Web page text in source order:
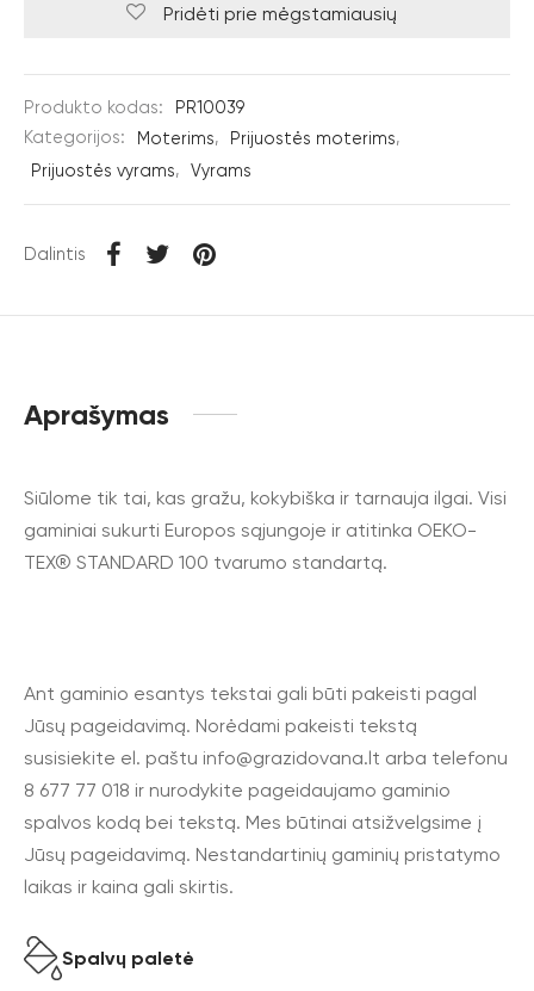
Pridėti prie mėgstamiausių
Produkto kodas:
PR10039
Kategorijos:
Moterims, Prijuostės moterims,
Prijuostės vyrams, Vyrams
Dalintis
Aprašymas
Siūlome tik tai, kas gražu, kokybiška ir tarnauja ilgai. Visi
gaminiai sukurti Europos sąjungoje ir atitinka OEKO-
TEX® STANDARD 100 tvarumo standartą.
Ant gaminio esantys tekstai gali būti pakeisti pagal
Jūsų pageidavimą. Norėdami pakeisti tekstą
susisiekite el. paštu info@grazidovana.lt arba telefonu
8 677 77 018 ir nurodykite pageidaujamo gaminio
spalvos kodą bei tekstą. Mes būtinai atsižvelgsime į
Jūsų pageidavimą. Nestandartinių gaminių pristatymo
laikas ir kaina gali skirtis.
Spalvų paletė